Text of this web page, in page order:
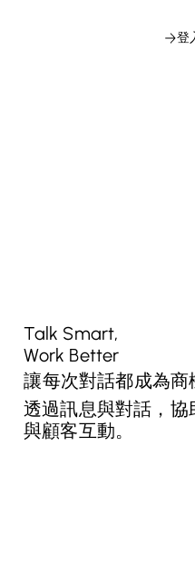
登
Talk Smart,
Work Better
讓每次對話都成為商
透過訊息與對話，
與顧客互動。